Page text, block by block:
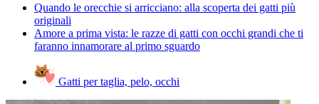
Quando le orecchie si arricciano: alla scoperta dei gatti più
originali
Amore a prima vista: le razze di gatti con occhi grandi che ti
faranno innamorare al primo sguardo
Gatti per taglia, pelo, occhi